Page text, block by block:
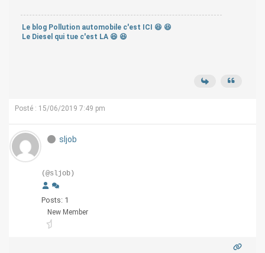
Le blog Pollution automobile c'est ICI 😆 😆
Le Diesel qui tue c'est LA 😆 😆
Posté : 15/06/2019 7:49 pm
sljob
(@sljob)
Posts: 1
New Member